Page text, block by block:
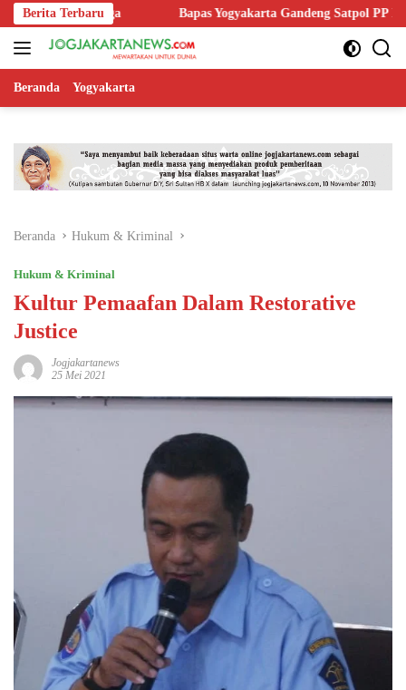
Langsung
ke
konten
Berita Terbaru Bapas Yogyakarta Gandeng Satpol PP Kulon Progo
Beranda Yogyakarta
Beranda Hukum & Kriminal
Hukum & Kriminal
Kultur Pemaafan Dalam Restorative
Justice
Jogjakartanews
25 Mei 2021